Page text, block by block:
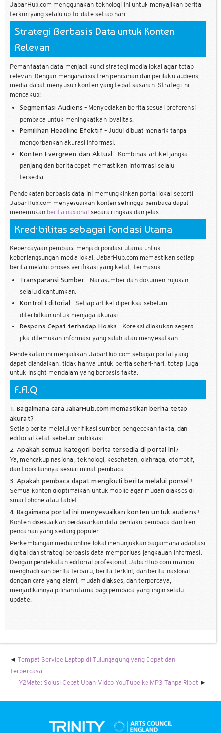
JabarHub.com menggunakan teknologi ini untuk menyajikan berita
terkini yang selalu up-to-date setiap hari.
Strategi Berbasis Data untuk Konten
Relevan
Pemanfaatan data menjadi kunci strategi media lokal agar tetap
relevan. Dengan menganalisis tren pencarian dan perilaku audiens,
media dapat menyusun konten yang tepat sasaran. Strategi ini
mencakup:
Segmentasi Audiens – Menyediakan berita sesuai preferensi
pembaca untuk meningkatkan loyalitas.
Pemilihan Headline Efektif – Judul dibuat menarik tanpa
mengorbankan akurasi informasi.
Konten Evergreen dan Aktual – Kombinasi artikel jangka
panjang dan berita cepat memastikan informasi selalu
tersedia.
Pendekatan berbasis data ini memungkinkan portal lokal seperti
JabarHub.com menyesuaikan konten sehingga pembaca dapat
menemukan berita nasional secara ringkas dan jelas.
Kredibilitas sebagai Fondasi Utama
Kepercayaan pembaca menjadi pondasi utama untuk
keberlangsungan media lokal. JabarHub.com memastikan setiap
berita melalui proses verifikasi yang ketat, termasuk:
Transparansi Sumber– Narasumber dan dokumen rujukan
selalu dicantumkan.
Kontrol Editorial
– Setiap artikel diperiksa sebelum
diterbitkan untuk menjaga akurasi.
Respons Cepat terhadap Hoaks – Koreksi dilakukan segera
jika ditemukan informasi yang salah atau menyesatkan.
Pendekatan ini menjadikan JabarHub.com sebagai portal yang
dapat diandalkan, tidak hanya untuk berita sehari-hari, tetapi juga
untuk insight mendalam yang berbasis fakta.
F.A.Q
1. Bagaimana cara JabarHub.com memastikan berita tetap
akurat?
Setiap berita melalui verifikasi sumber, pengecekan fakta, dan
editorial ketat sebelum publikasi.
2. Apakah semua kategori berita tersedia di portal ini?
Ya, mencakup nasional, teknologi, kesehatan, olahraga, otomotif,
dan topik lainnya sesuai minat pembaca.
3. Apakah pembaca dapat mengikuti berita melalui ponsel?
Semua konten dioptimalkan untuk mobile agar mudah diakses di
smartphone atau tablet.
4. Bagaimana portal ini menyesuaikan konten untuk audiens?
Konten disesuaikan berdasarkan data perilaku pembaca dan tren
pencarian yang sedang populer.
Perkembangan media online lokal menunjukkan bagaimana adaptasi
digital dan strategi berbasis data memperluas jangkauan informasi.
Dengan pendekatan editorial profesional, JabarHub.com mampu
menghadirkan berita terbaru, berita terkini, dan berita nasional
dengan cara yang alami, mudah diakses, dan terpercaya,
menjadikannya pilihan utama bagi pembaca yang ingin selalu
update.
Tempat Service Laptop di Tulungagung yang Cepat dan
Terpercaya
Y2Mate: Solusi Cepat Ubah Video YouTube ke MP3 Tanpa Ribet